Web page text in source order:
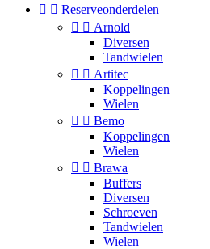
  Reserveonderdelen
  Arnold
Diversen
Tandwielen
  Artitec
Koppelingen
Wielen
  Bemo
Koppelingen
Wielen
  Brawa
Buffers
Diversen
Schroeven
Tandwielen
Wielen